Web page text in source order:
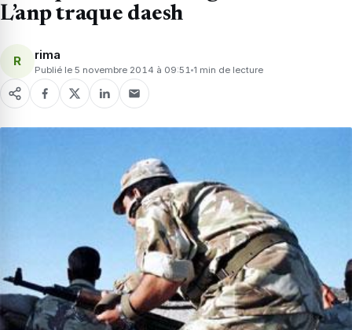
L’anp traque daesh
R rima
Publié le 5 novembre 2014 à 09:51 1 min de lecture